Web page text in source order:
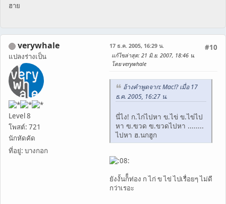
ฮาย
verywhale
แปลงร่างเป็น
Level 8
โพสต์: 721
นักหัดคัด
ที่อยู่: บางกอก
#10
17 ธ.ค. 2005, 16:29 น.
แก้ไขล่าสุด: 21 มิ.ย. 2007, 18:46 น.
โดย verywhale
อ้างคำพูดจาก: Mac!? เมื่อ 17
ธ.ค. 2005, 16:27 น.
นี่ไง! ก.ไก่ไปหา ข.ไข่ ข.ไข่ไป
หา ฃ.ฃวด ฃ.ขวดไปหา ........
ไปหา ฮ.นกฮูก
ยังงั้นก็็ท่อง ก ไก่ ข ไข่ ไปเรื่อยๆ ไม่ดี
กว่าเรอะ